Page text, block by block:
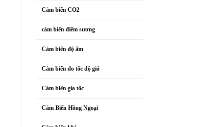
Cảm biến CO2
cảm biến điểm sương
Cảm biến độ ẩm
Cảm biến đo tốc độ gió
Cảm biến gia tốc
Cảm Biến Hồng Ngoại